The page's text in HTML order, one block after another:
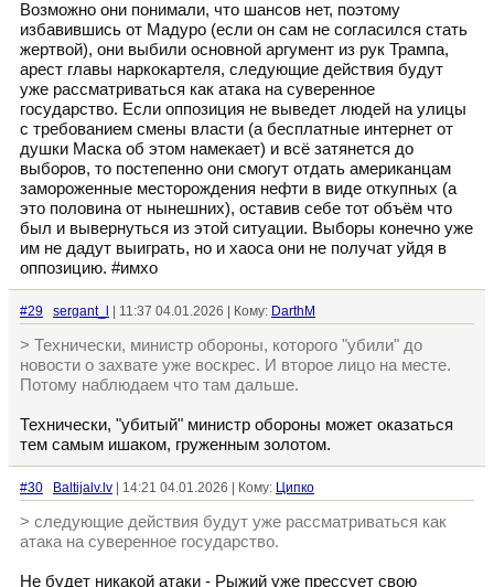
Возможно они понимали, что шансов нет, поэтому
избавившись от Мадуро (если он сам не согласился стать
жертвой), они выбили основной аргумент из рук Трампа,
арест главы наркокартеля, следующие действия будут
уже рассматриваться как атака на суверенное
государство. Если оппозиция не выведет людей на улицы
с требованием смены власти (а бесплатные интернет от
душки Маска об этом намекает) и всё затянется до
выборов, то постепенно они смогут отдать американцам
замороженные месторождения нефти в виде откупных (а
это половина от нынешних), оставив себе тот объём что
был и вывернуться из этой ситуации. Выборы конечно уже
им не дадут выиграть, но и хаоса они не получат уйдя в
оппозицию. #имхо
#29 sergant_l | 11:37 04.01.2026 | Кому: DarthM
> Технически, министр обороны, которого "убили" до
новости о захвате уже воскрес. И второе лицо на месте.
Потому наблюдаем что там дальше.
Технически, "убитый" министр обороны может оказаться
тем самым ишаком, груженным золотом.
#30 Baltijalv.lv | 14:21 04.01.2026 | Кому: Ципко
> следующие действия будут уже рассматриваться как
атака на суверенное государство.
Не будет никакой атаки - Рыжий уже прессует свою